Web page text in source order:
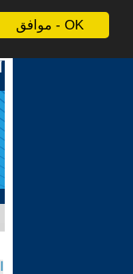
موافق - OK